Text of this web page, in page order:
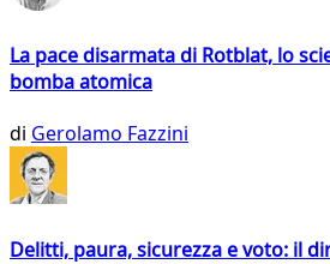
La pace disarmata di Rotblat, lo
bomba atomica
di Gerolamo Fazzini
Delitti, paura, sicurezza e voto: il